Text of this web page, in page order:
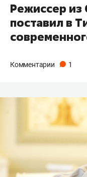
Режиссер из
поставил в
Комментарии 1